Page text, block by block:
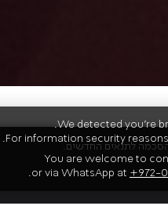
אמנים
We detected you're
For information security
You are welcome to
or via WhatsApp at +972-